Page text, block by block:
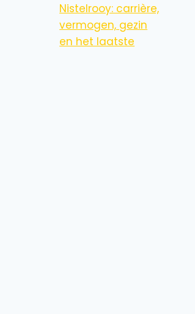
Nistelrooy: carrière,
vermogen, gezin
en het laatste